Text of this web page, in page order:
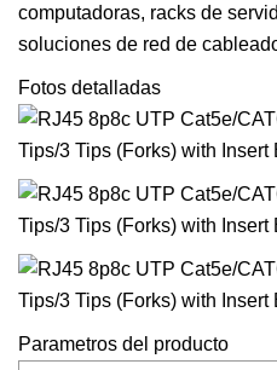
computadoras, racks de
soluciones de red de
Fotos detalladas
Parametros del producto